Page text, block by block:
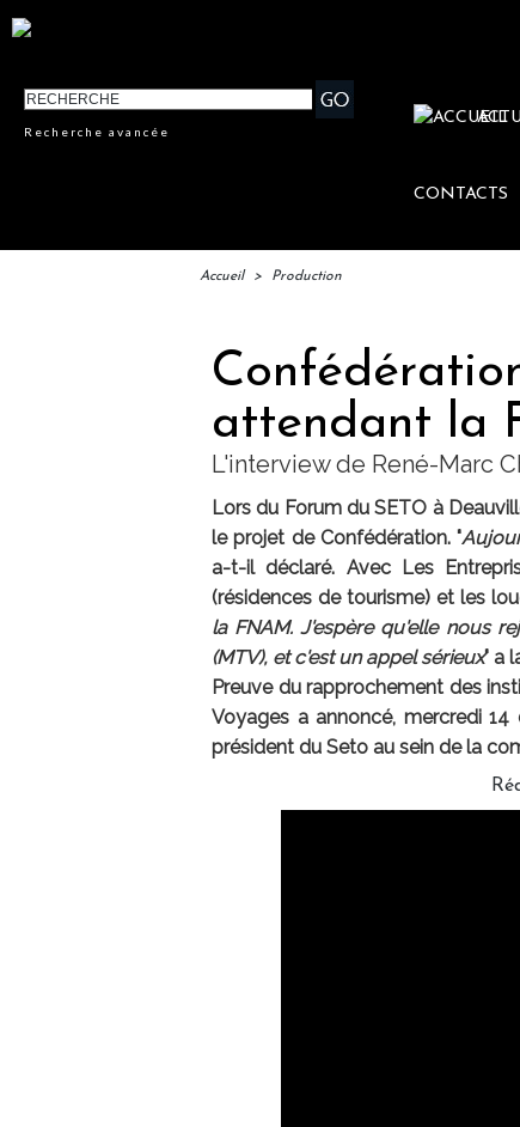
Recherche avancée
CONTACTS
Accueil > Production
attendant la
L'interview de René-Marc
Lors du Forum du SETO à
le projet de Confédération. "
a-t-il déclaré. Avec Les
(résidences de tourisme) et les
la FNAM. J'espère qu'elle nous
(MTV), et c'est un appel sérieux" a
Preuve du rapprochement des
Voyages a annoncé, mercredi
président du Seto au sein de la